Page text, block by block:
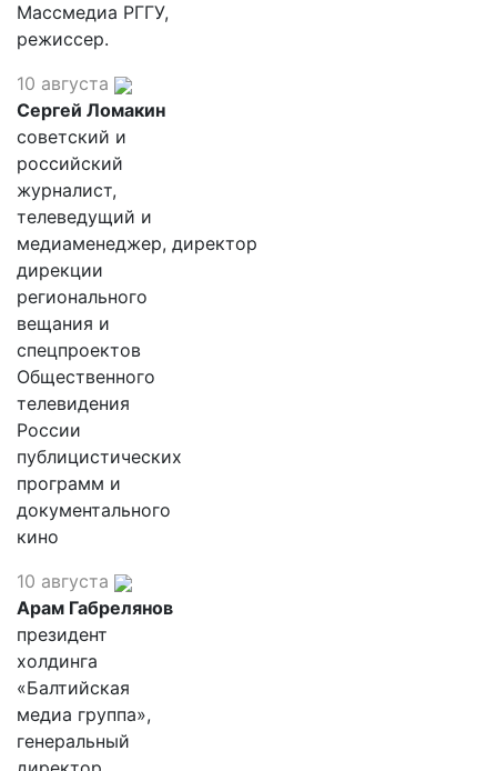
Массмедиа РГГУ,
режиссер.
10 августа
Сергей Ломакин
советский и
российский
журналист,
телеведущий и
медиаменеджер, директор
дирекции
регионального
вещания и
спецпроектов
Общественного
телевидения
России
публицистических
программ и
документального
кино
10 августа
Арам Габрелянов
президент
холдинга
«Балтийская
медиа группа»,
генеральный